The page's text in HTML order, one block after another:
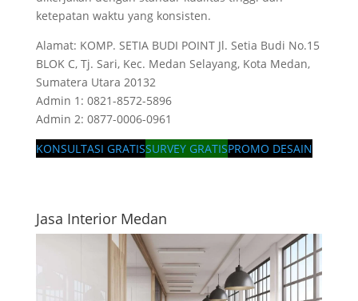
ketepatan waktu yang konsisten.
Alamat: KOMP. SETIA BUDI POINT Jl. Setia Budi No.15
BLOK C, Tj. Sari, Kec. Medan Selayang, Kota Medan,
Sumatera Utara 20132
Admin 1: 0821-8572-5896
Admin 2: 0877-0006-0961
KONSULTASI GRATISSURVEY GRATISPROMO DESAIN
Jasa Interior Medan